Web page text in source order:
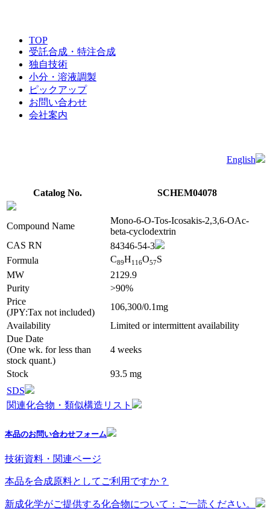
TOP
受託合成・特注合成
独自技術
小分・溶液調製
ピックアップ
お問い合わせ
会社案内
English
Catalog No. SCHEM04078
Compound Name
Mono-6-O-Tos-Icosakis-2,3,6-OAc-
beta-cyclodextrin
CAS RN
84346-54-3
Formula
C89H1 16O57S
MW
2129.9
Purity
>90%
Price
(JPY:Tax not included)
106,300/0.1mg
Availability
Limited or intermittent availability
Due Date
(One wk. for less than
stock quant.)
4 weeks
Stock
93.5 mg
SDS
関連化合物・類似構造リスト
本品のお問い合わせフォーム
技術資料・関連ページ
本品を合成原料としてご利用ですか？
新成化学がご提供する化合物について：ご一読ください。